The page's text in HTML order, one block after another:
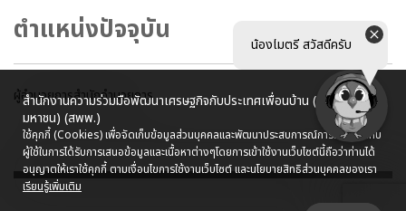
น้องไมตรี สวัสดีครับ
ตำแหน่งปัจจุบัน
ผู้อำนวยการสำนักอำนวยการ
สำนักงานความร่วมมือพัฒนาเศรษฐกิจกับประเทศเพื่อนบ้าน (องค์การ
มหาชน) (สพพ.)
ใช้คุกกี้ (Cookies) เพื่อจัดเก็บข้อมูลส่วนบุคคลและพัฒนาประสบการณ์การใช้งานให้กับ
ผู้ใช้ในการได้รับการเสนอข้อมูลและเนื้อหาต่างๆโดยการเข้าใช้งานเว็บไซต์นี้ถือว่าท่านได้
อนุญาตให้เราใช้คุกกี้ ตามเงื่อนไขการใช้งานเว็บไซต์ และนโยบายสิทธิส่วนบุคคลของเรา
เรียนรู้เพิ่มเติม